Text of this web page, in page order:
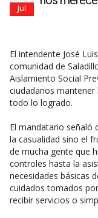
Jul
El intendente José
comunidad de
Aislamiento Social
ciudadanos
todo lo logrado.
El mandatario señaló
la casualidad sino el
de mucha gente que
controles hasta la
necesidades básicas
cuidados tomados
recibir servicios o